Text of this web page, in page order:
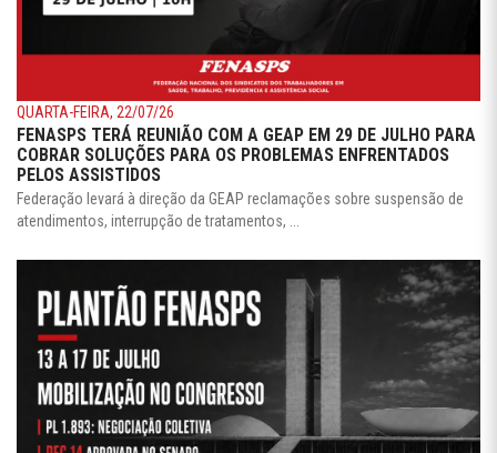
QUARTA-FEIRA, 22/07/26
FENASPS TERÁ REUNIÃO COM A GEAP EM 29 DE JULHO PARA
COBRAR SOLUÇÕES PARA OS PROBLEMAS ENFRENTADOS
PELOS ASSISTIDOS
Federação levará à direção da GEAP reclamações sobre suspensão de
atendimentos, interrupção de tratamentos, ...